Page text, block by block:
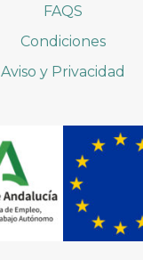
FAQS
Condiciones
Aviso y Privacidad